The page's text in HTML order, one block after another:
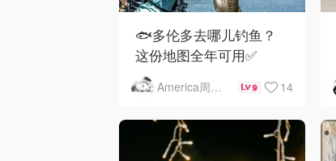
🐟多伦多去哪儿钓鱼？
这份地图全年可用✅
America周末快讯 9 14